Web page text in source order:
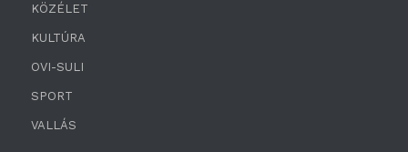
KÖZÉLET
KULTÚRA
OVI-SULI
SPORT
VALLÁS